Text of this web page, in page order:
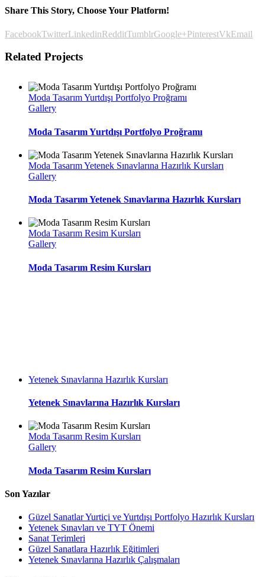
Share This Story, Choose Your Platform!
FacebookTwitterLinkedinRedditTumblrGoogle+PinterestVkEmail
Related Projects
Moda Tasarım Yurtdışı Portfolyo Proğramı
Gallery
Moda Tasarım Yurtdışı Portfolyo Proğramı
Moda Tasarım Yetenek Sınavlarına Hazırlık Kursları
Gallery
Moda Tasarım Yetenek Sınavlarına Hazırlık Kursları
Moda Tasarım Resim Kursları
Gallery
Moda Tasarım Resim Kursları
Yetenek Sınavlarına Hazırlık Kursları
Yetenek Sınavlarına Hazırlık Kursları
Moda Tasarım Resim Kursları
Gallery
Moda Tasarım Resim Kursları
Son Yazılar
Güzel Sanatlar Yurtiçi ve Yurtdışı Portfolyo Hazırlık Kursları
Yetenek Sınavları ve TYT Önemi
Sanat Terimleri
Güzel Sanatlara Hazırlık Eğitimleri
Yetenek Sınavlarına Hazırlık Çalışmaları